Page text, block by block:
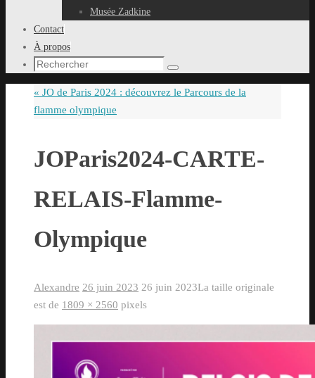
Musée Zadkine
Contact
À propos
Recherche
:
Rechercher
« JO de Paris 2024 : découvrez le Parcours de la
flamme olympique
JOParis2024-CARTE-
RELAIS-Flamme-
Olympique
Alexandre 26 juin 2023 26 juin 2023La taille originale
est de 1809 × 2560 pixels